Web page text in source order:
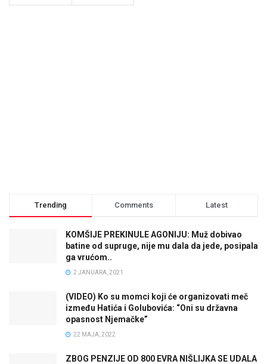
Trending Comments Latest
KOMŠIJE PREKINULE AGONIJU: Muž dobivao
batine od supruge, nije mu dala da jede, posipala
ga vrućom..
2 JANUARA, 2021
(VIDEO) Ko su momci koji će organizovati meč
između Hatića i Golubovića: “Oni su državna
opasnost Njemačke”
22 MAJA, 2022
ZBOG PENZIJE OD 800 EVRA NIŠLIJKA SE UDALA